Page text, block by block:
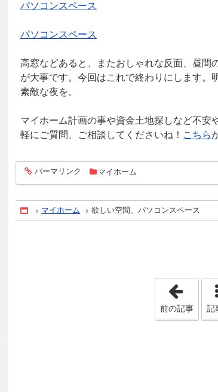
パソコンスペース
パソコンスペース
高窓などあると、またおしゃれな反面、昼間
が大事です。今回はこれで終わりにします。
素敵な夜を。
マイホーム計画の事や資金土地探しなど不安
軽にご質問、ご相談してくださいね！ こちら
entry550
パーマリンク マイホーム
Home
マイホーム 欲しい空間、パソコンスペース
「
前の記事 記